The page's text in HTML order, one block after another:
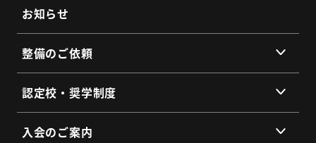
代表挨拶
提携企業・団体一覧
総会・地区会・研修会
会員同士のネットワークづくり
SDGs宣言
お知らせ
整備のご依頼
提供サービス
サービス拠点
よくあるご質問
認定校・奨学制度
認定校制度について
入会のご案内